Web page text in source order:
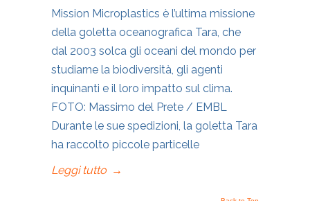
Mission Microplastics è l’ultima missione
della goletta oceanografica Tara, che
dal 2003 solca gli oceani del mondo per
studiarne la biodiversità, gli agenti
inquinanti e il loro impatto sul clima.
FOTO: Massimo del Prete / EMBL
Durante le sue spedizioni, la goletta Tara
ha raccolto piccole particelle
Leggi tutto →